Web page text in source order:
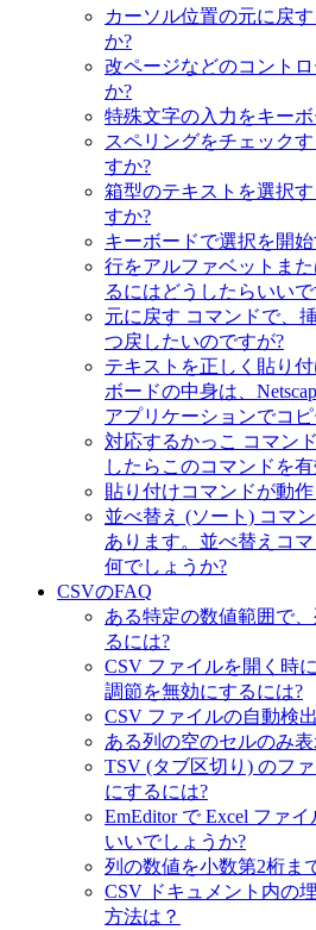
カーソル位置の元に戻
か?
改ページなどのコント
か?
特殊文字の入力をキー
スペリングをチェック
すか?
箱型のテキストを選択
すか?
キーボードで選択を開
行をアルファベットま
るにはどうしたらいい
元に戻す コマンドで、
つ戻したいのですが?
テキストを正しく貼り
ボードの中身は、
アプリケーションでコピ
対応するかっこ コマン
したらこのコマンドを
貼り付けコマンドが動
並べ替え (ソート) コマ
あります。並べ替えコ
何でしょうか?
CSVのFAQ
ある特定の数値範囲で
るには?
CSV ファイルを開く時
調節を無効にするには?
CSV ファイルの自動検
ある列の空のセルのみ
TSV (タブ区切り) のフ
にするには?
EmEditor で Excel ファ
いいでしょうか?
列の数値を小数第2桁ま
CSV ドキュメント内の
方法は？